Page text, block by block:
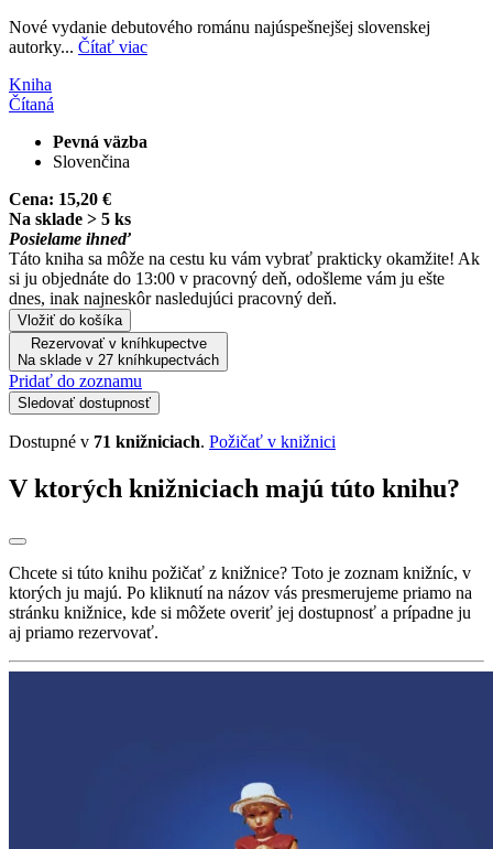
Nové vydanie debutového románu najúspešnejšej slovenskej
autorky... Čítať viac
Kniha
Čítaná
Pevná väzba
Slovenčina
Cena: 15,20 €
Na sklade > 5 ks
Posielame ihneď
Táto kniha sa môže na cestu ku vám vybrať prakticky okamžite! Ak
si ju objednáte do 13:00 v pracovný deň, odošleme vám ju ešte
dnes, inak najneskôr nasledujúci pracovný deň.
Vložiť do košíka
Rezervovať v kníhkupectve
Na sklade v 27 kníhkupectvách
Pridať do zoznamu
Sledovať dostupnosť
Dostupné v 71 knižniciach. Požičať v knižnici
V ktorých knižniciach majú túto knihu?
Chcete si túto knihu požičať z knižnice? Toto je zoznam knižníc, v
ktorých ju majú. Po kliknutí na názov vás presmerujeme priamo na
stránku knižnice, kde si môžete overiť jej dostupnosť a prípadne ju
aj priamo rezervovať.